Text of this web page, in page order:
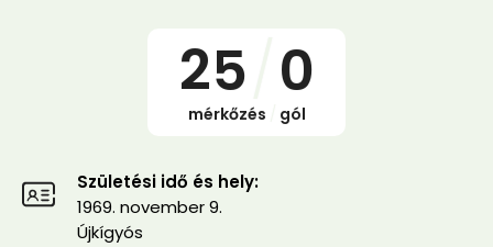
25 0
mérkőzés gól
Születési idő és hely:
1969. november 9.
Újkígyós